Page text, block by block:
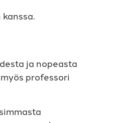
ja nopeasta
professori